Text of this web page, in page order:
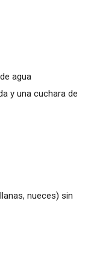
agua
y una cuchara de
nueces) sin